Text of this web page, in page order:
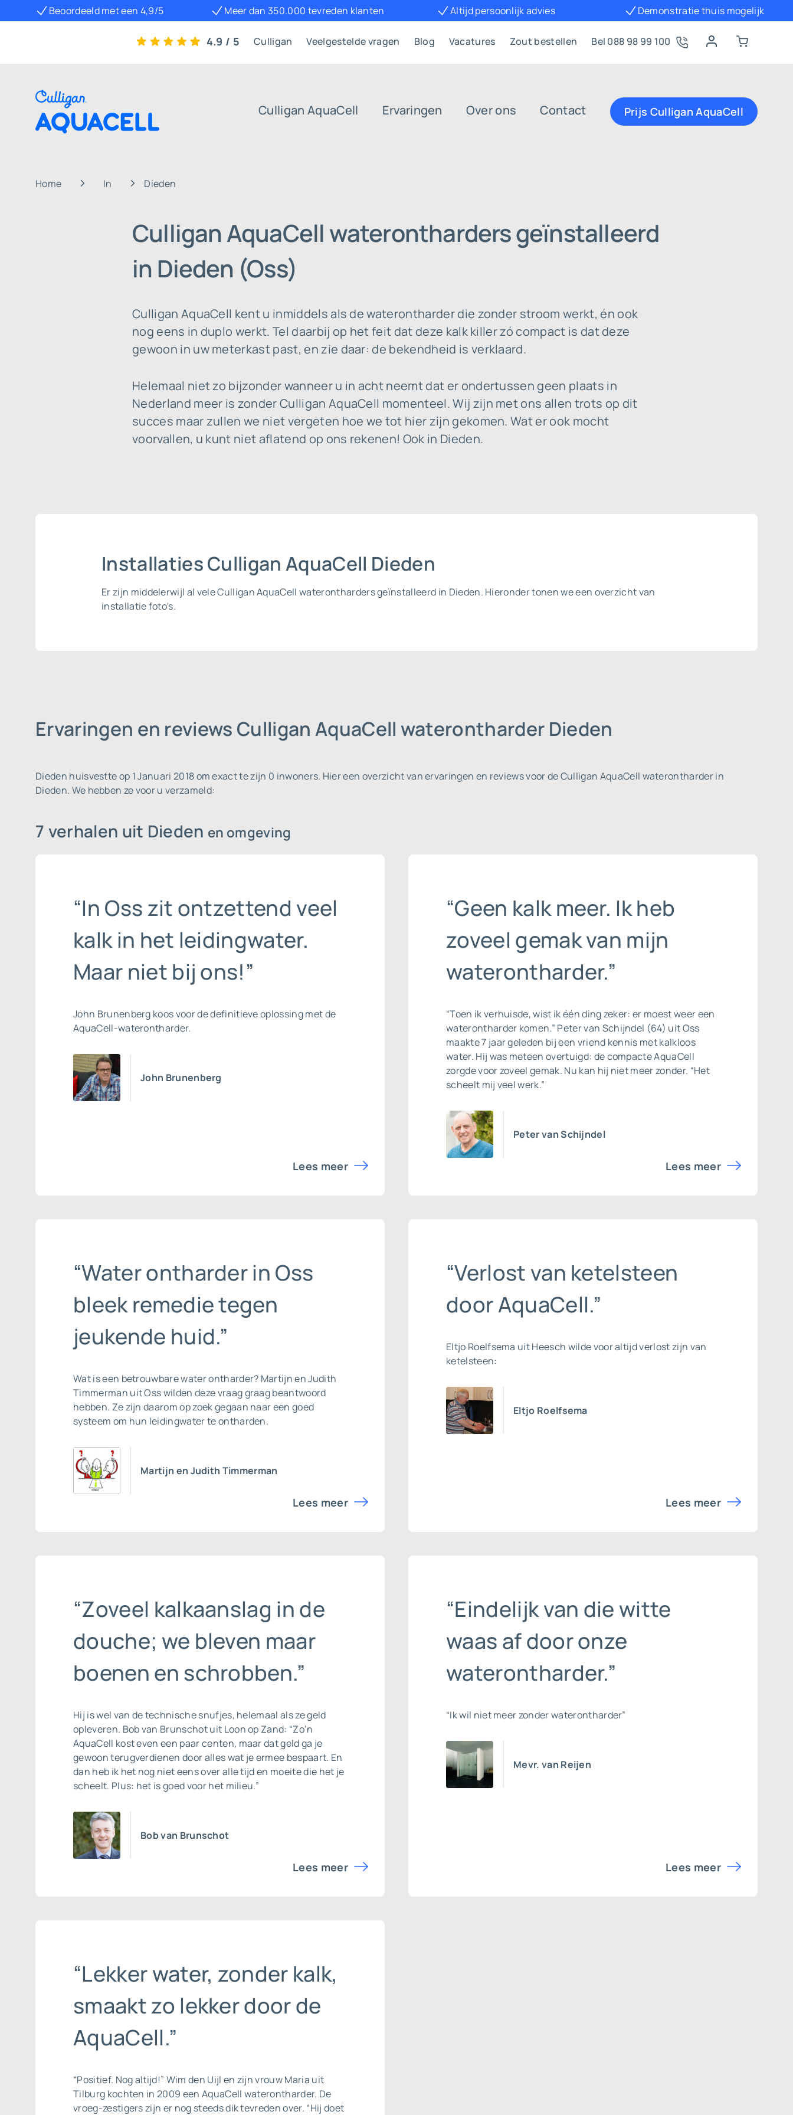
Beoordeeld met een 4,9/5 Meer dan 350.000 tevreden klanten Altijd persoonlijk advies Demonstratie thuis mogelijk
4.9 / 5 Culligan Veelgestelde vragen Blog Vacatures Zout bestellen Bel 088 98 99 100
Culligan AquaCell Ervaringen Over ons Contact Prijs Culligan AquaCell
Home In Dieden
Culligan AquaCell waterontharders geïnstalleerd
in Dieden (Oss)
Culligan AquaCell kent u inmiddels als de waterontharder die zonder stroom werkt, én ook
nog eens in duplo werkt. Tel daarbij op het feit dat deze kalk killer zó compact is dat deze
gewoon in uw meterkast past, en zie daar: de bekendheid is verklaard.
Helemaal niet zo bijzonder wanneer u in acht neemt dat er ondertussen geen plaats in
Nederland meer is zonder Culligan AquaCell momenteel. Wij zijn met ons allen trots op dit
succes maar zullen we niet vergeten hoe we tot hier zijn gekomen. Wat er ook mocht
voorvallen, u kunt niet aflatend op ons rekenen! Ook in Dieden.
Installaties Culligan AquaCell Dieden
Er zijn middelerwijl al vele Culligan AquaCell waterontharders geïnstalleerd in Dieden. Hieronder tonen we een overzicht van
installatie foto's.
Ervaringen en reviews Culligan AquaCell waterontharder Dieden
Dieden huisvestte op 1 Januari 2018 om exact te zijn 0 inwoners. Hier een overzicht van ervaringen en reviews voor de Culligan AquaCell waterontharder in
Dieden. We hebben ze voor u verzameld:
7 verhalen uit Dieden en omgeving
“In Oss zit ontzettend veel
kalk in het leidingwater.
Maar niet bij ons!”
John Brunenberg koos voor de definitieve oplossing met de
AquaCell-waterontharder.
John Brunenberg
Lees meer
“Geen kalk meer. Ik heb
zoveel gemak van mijn
waterontharder.”
“Toen ik verhuisde, wist ik één ding zeker: er moest weer een
waterontharder komen.” Peter van Schijndel (64) uit Oss
maakte 7 jaar geleden bij een vriend kennis met kalkloos
water. Hij was meteen overtuigd: de compacte AquaCell
zorgde voor zoveel gemak. Nu kan hij niet meer zonder. “Het
scheelt mij veel werk.”
Peter van Schijndel
Lees meer
“Water ontharder in Oss
bleek remedie tegen
jeukende huid.”
Wat is een betrouwbarewater ontharder? Martijn en Judith
Timmerman uit Oss wilden deze vraag graag beantwoord
hebben. Ze zijn daarom op zoek gegaan naar een goed
systeem om hun leidingwater te ontharden.
Martijn en Judith Timmerman
Lees meer
“Verlost van ketelsteen
door AquaCell.”
Eltjo Roelfsema uit Heesch wilde voor altijd verlost zijn van
ketelsteen:
Eltjo Roelfsema
Lees meer
“Zoveel kalkaanslag in de
douche; we bleven maar
boenen en schrobben.”
Hij is wel van de technische snufjes, helemaal als ze geld
opleveren. Bob van Brunschot uit Loon op Zand: “Zo’n
AquaCell kost even een paar centen, maar dat geld ga je
gewoon terugverdienen door alles wat je ermee bespaart. En
dan heb ik het nog niet eens over alle tijd en moeite die het je
scheelt. Plus: het is goed voor het milieu.”
Bob van Brunschot
Lees meer
“Eindelijk van die witte
waas af door onze
waterontharder.”
“Ik wil niet meer zonder waterontharder”
Mevr. van Reijen
Lees meer
“Lekker water, zonder kalk,
smaakt zo lekker door de
AquaCell.”
“Positief. Nog altijd!” Wim den Uijl en zijn vrouw Maria uit
Tilburg kochten in 2009 een AquaCell waterontharder. De
vroeg-zestigers zijn er nog steeds dik tevreden over. “Hij doet